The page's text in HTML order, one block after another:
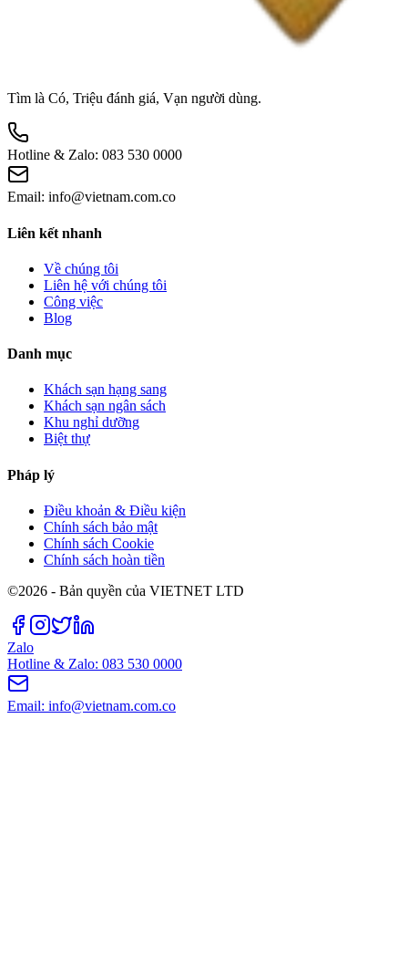
Tìm là Có, Triệu đánh giá, Vạn người dùng.
Hotline & Zalo: 083 530 0000
Email: info@vietnam.com.co
Liên kết nhanh
Về chúng tôi
Liên hệ với chúng tôi
Công việc
Blog
Danh mục
Khách sạn hạng sang
Khách sạn ngân sách
Khu nghỉ dưỡng
Biệt thự
Pháp lý
Điều khoản & Điều kiện
Chính sách bảo mật
Chính sách Cookie
Chính sách hoàn tiền
©2026 - Bản quyền của VIETNET LTD
Zalo
Hotline & Zalo: 083 530 0000
Email: info@vietnam.com.co